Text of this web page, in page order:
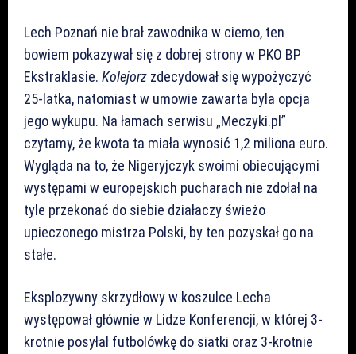
Lech Poznań nie brał zawodnika w ciemo, ten
bowiem pokazywał się z dobrej strony w PKO BP
Ekstraklasie. Kolejorz zdecydował się wypożyczyć
25-latka, natomiast w umowie zawarta była opcja
jego wykupu. Na łamach serwisu „Meczyki.pl”
czytamy, że kwota ta miała wynosić 1,2 miliona euro.
Wygląda na to, że Nigeryjczyk swoimi obiecującymi
występami w europejskich pucharach nie zdołał na
tyle przekonać do siebie działaczy świeżo
upieczonego mistrza Polski, by ten pozyskał go na
stałe.
Eksplozywny skrzydłowy w koszulce Lecha
występował głównie w Lidze Konferencji, w której 3-
krotnie posyłał futbolówkę do siatki oraz 3-krotnie